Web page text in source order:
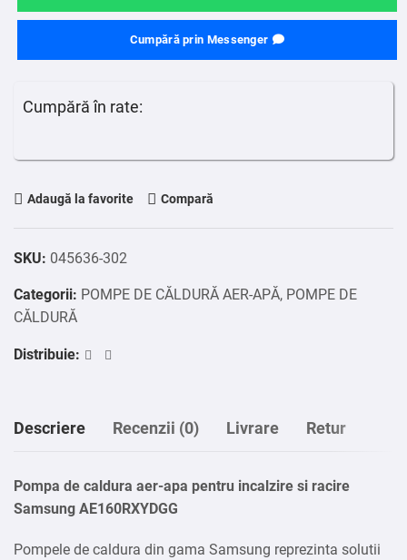
Cumpără prin Messenger
Cumpără în rate:
Adaugă la favorite Compară
SKU: 045636-302
Categorii: POMPE DE CĂLDURĂ AER-APĂ, POMPE DE
CĂLDURĂ
Distribuie:
Descriere Recenzii (0) Livrare Retur
Pompa de caldura aer-apa pentru incalzire si racire
Samsung AE160RXYDGG
Pompele de caldura din gama Samsung reprezinta solutii